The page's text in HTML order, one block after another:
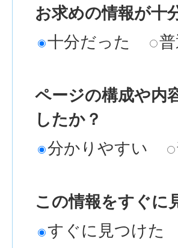
お求めの情報が十
十分だった
ページの構成や内
したか？
分かりやすい
この情報をすぐに
すぐに見つけた